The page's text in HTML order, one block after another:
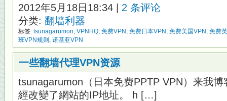
2012年5月18日18:34 | 2 条评论
分类: 翻墙利器
标签: tsunagarumon, VPNHQ, 免费VPN , 免费日本VPN , 免费美国VPN , 免费
班VPN规则 , 诺基亚VPN
一些翻墙代理VPN资源
tsunagarumon（日本免费PPTP VPN）来我
經改變了網站的IP地址。 h […]